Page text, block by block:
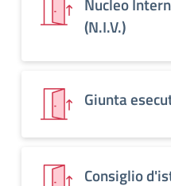
(N.I.V.)
Giunta
Consiglio